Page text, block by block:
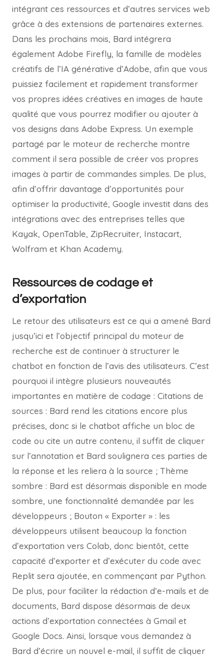
intégrant ces ressources et d’autres services web
grâce à des extensions de partenaires externes.
Dans les prochains mois, Bard intégrera
également Adobe Firefly, la famille de modèles
créatifs de l’IA générative d’Adobe, afin que vous
puissiez facilement et rapidement transformer
vos propres idées créatives en images de haute
qualité que vous pourrez modifier ou ajouter à
vos designs dans Adobe Express. Un exemple
partagé par le moteur de recherche montre
comment il sera possible de créer vos propres
images à partir de commandes simples. De plus,
afin d’offrir davantage d’opportunités pour
optimiser la productivité, Google investit dans des
intégrations avec des entreprises telles que
Kayak, OpenTable, ZipRecruiter, Instacart,
Wolfram et Khan Academy.
Ressources de codage et
d’exportation
Le retour des utilisateurs est ce qui a amené Bard
jusqu’ici et l’objectif principal du moteur de
recherche est de continuer à structurer le
chatbot en fonction de l’avis des utilisateurs. C’est
pourquoi il intègre plusieurs nouveautés
importantes en matière de codage : Citations de
sources : Bard rend les citations encore plus
précises, donc si le chatbot affiche un bloc de
code ou cite un autre contenu, il suffit de cliquer
sur l’annotation et Bard soulignera ces parties de
la réponse et les reliera à la source ; Thème
sombre : Bard est désormais disponible en mode
sombre, une fonctionnalité demandée par les
développeurs ; Bouton « Exporter » : les
développeurs utilisent beaucoup la fonction
d’exportation vers Colab, donc bientôt, cette
capacité d’exporter et d’exécuter du code avec
Replit sera ajoutée, en commençant par Python.
De plus, pour faciliter la rédaction d’e-mails et de
documents, Bard dispose désormais de deux
actions d’exportation connectées à Gmail et
Google Docs. Ainsi, lorsque vous demandez à
Bard d’écrire un nouvel e-mail, il suffit de cliquer